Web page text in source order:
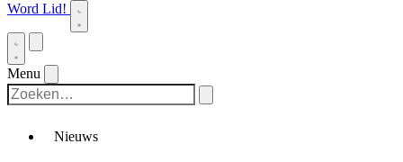
Word Lid!
Menu
Nieuws